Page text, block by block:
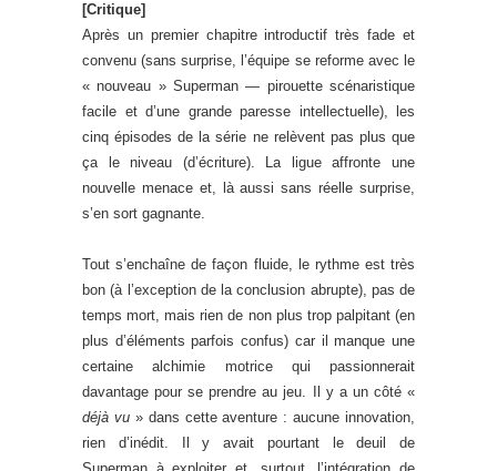
[Critique]
Après un premier chapitre introductif très fade et
convenu (sans surprise, l’équipe se reforme avec le
« nouveau » Superman — pirouette scénaristique
facile et d’une grande paresse intellectuelle), les
cinq épisodes de la série ne relèvent pas plus que
ça le niveau (d’écriture). La ligue affronte une
nouvelle menace et, là aussi sans réelle surprise,
s’en sort gagnante.
Tout s’enchaîne de façon fluide, le rythme est très
bon (à l’exception de la conclusion abrupte), pas de
temps mort, mais rien de non plus trop palpitant (en
plus d’éléments parfois confus) car il manque une
certaine alchimie motrice qui passionnerait
davantage pour se prendre au jeu. Il y a un côté «
déjà vu» dans cette aventure : aucune innovation,
rien d’inédit. Il y avait pourtant le deuil de